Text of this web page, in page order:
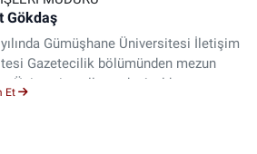
Gökdaş
Gümüşhane Üniversitesi İletişim
Gazetecilik bölümünden mezun
Üniversite yıllarımda 4 yıl boyunca
deneyimi kazandım. 2023 yılından beri
okurlarımıza haber
Et